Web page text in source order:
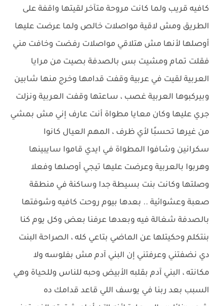
كافيه قريب ولما كانت مروحة متآخر لقيتها واقفة على
الطريق ومش لاقية مواصلات خالص ولما عرضت عليها
أوصلها لأنها مش هتلاقي مواصلات رفضت وخافت مني
فقلت تمام ومشيت بس بالصدفة بصيت من مرايا
العربية لقيت في عربية وقفت قدامها وخرج منها شابين
وبيركبوها العربية غصب ، ساعتها وقفت العربية ونزلت
جري عليها وكان معايا مطواة أنت عارف إني مش بمشي
من غيرها تحسبًا لأي ظرف ، المهم العيال كانوا
سكرانين وشافوا المطواة في ايدي قاموا سايبينها
وهربوا بالعربية وعرضت عليها تيجي أوصلها وفعلا
وصلتها وكانت بنت بسيطة جدا وساكنة في منطقة
صعبة وعشوائية .. بعدها بيوم روحت كافيه وشوفتها
بالصدفة شغالة فيه وبعدها عرفنا بعض وكل يوم كنا
بنتكلم وحكيتلها عن الماضي بتاعي كله ، الصراحة البنت
دي نضفتني وعرفتني إن البني آدم مش بفلوسه ولا
مكانته ، البني آدم بقلبه الأبيض وحبه للناس وللحياة وهي
السبب بعد ربنا في يوسف اللي قاعد قدامك ده